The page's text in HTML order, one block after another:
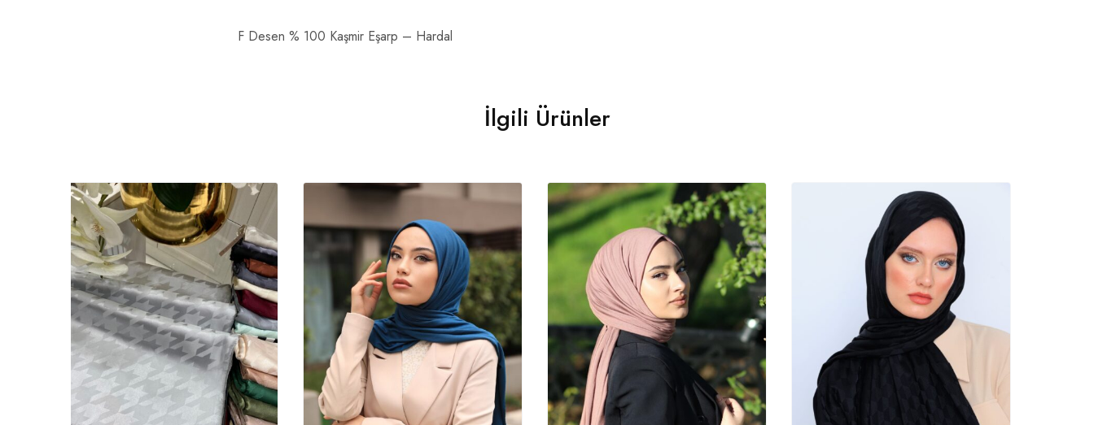
F Desen % 100 Kaşmir Eşarp – Hardal
İlgili Ürünler